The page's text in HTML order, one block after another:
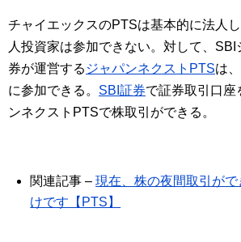
チャイエックスのPTSは基本的に法人
人投資家は参加できない。対して、SBI
券が運営する ジャパンネクストPTSは
に参加できる。 SBI証券で証券取引口座
ンネクストPTSで株取引ができる。
関連記事 –現在、株の夜間取引が
けです【PTS】